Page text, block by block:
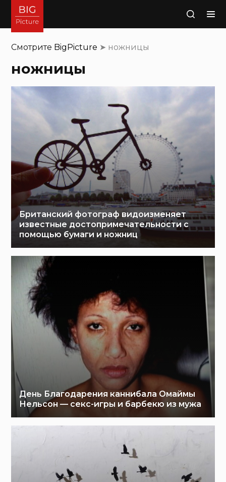
Поиск
Смотрите BigPicture ➤ ножницы
ножницы
Британский фотограф видоизменяет
известные достопримечательности с
помощью бумаги и ножниц
День Благодарения каннибала Омаймы
Нельсон — секс-игры и барбекю из мужа